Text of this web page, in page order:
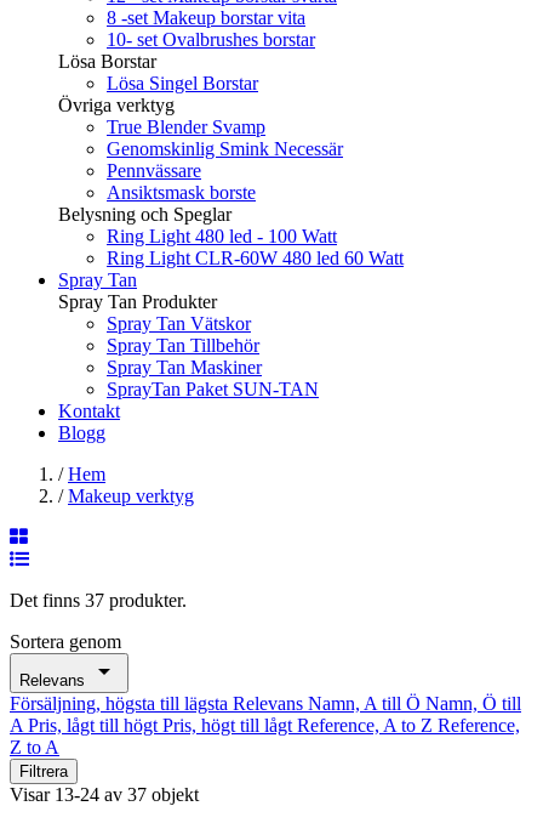
8 -set Makeup borstar vita
10- set Ovalbrushes borstar
Lösa Borstar
Lösa Singel Borstar
Övriga verktyg
True Blender Svamp
Genomskinlig Smink Necessär
Pennvässare
Ansiktsmask borste
Belysning och Speglar
Ring Light 480 led - 100 Watt
Ring Light CLR-60W 480 led 60 Watt
Spray Tan
Spray Tan Produkter
Spray Tan Vätskor
Spray Tan Tillbehör
Spray Tan Maskiner
SprayTan Paket SUN-TAN
Kontakt
Blogg
/ Hem
/ Makeup verktyg
Det finns 37 produkter.
Sortera genom
Relevans 
Försäljning, högsta till lägsta Relevans Namn, A till Ö Namn, Ö till
A Pris, lågt till högt Pris, högt till lågt Reference, A to Z Reference,
Z to A
Filtrera
Visar 13-24 av 37 objekt